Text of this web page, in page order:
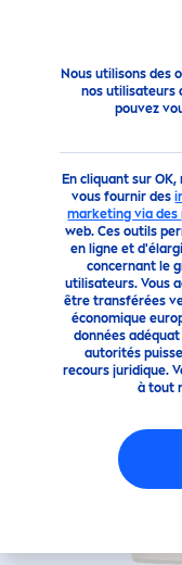
Nous utilisons des
nos utilisateurs
pouvez
En cliquant sur
vous fournir des
marketing via
web. Ces outils
en ligne et
concernant le
utilisateurs. Vous
être transférées
économique
données
autorités
recours juridique.
à tout